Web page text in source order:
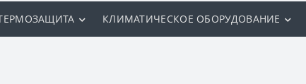
КЛИМАТИЧЕСКОЕ ОБОРУДОВАНИЕ